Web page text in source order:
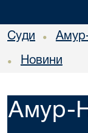
Суди •
• Новини
Амур-